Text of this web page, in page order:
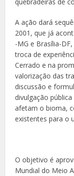
A ação dará
2001, que já
-MG e Brasília-
troca de
Cerrado e na
valorização das
discussão e
divulgação
afetam o bioma,
existentes para o
O objetivo é
Mundial do Meio